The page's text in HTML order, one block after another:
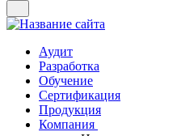
Аудит
Разработка
Обучение
Сертификация
Продукция
Компания